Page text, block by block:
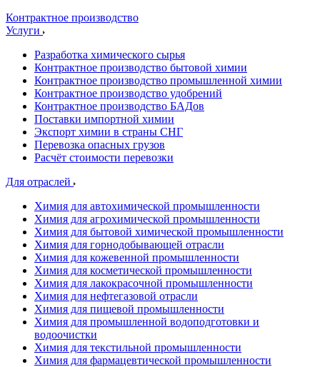
Контрактное производство
Услуги
Разработка химического сырья
Контрактное производство бытовой химии
Контрактное производство промышленной химии
Контрактное производство удобрений
Контрактное производство БАДов
Поставки импортной химии
Экспорт химии в страны СНГ
Перевозка опасных грузов
Расчёт стоимости перевозки
Для отраслей
Химия для автохимической промышленности
Химия для агрохимической промышленности
Химия для бытовой химической промышленности
Химия для горнодобывающей отрасли
Химия для кожевенной промышленности
Химия для косметической промышленности
Химия для лакокрасочной промышленности
Химия для нефтегазовой отрасли
Химия для пищевой промышленности
Химия для промышленной водоподготовки и
водоочистки
Химия для текстильной промышленности
Химия для фармацевтической промышленности